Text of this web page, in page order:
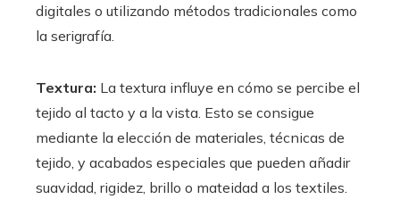
digitales o utilizando métodos tradicionales como
la serigrafía.
Textura: La textura influye en cómo se percibe el
tejido al tacto y a la vista. Esto se consigue
mediante la elección de materiales, técnicas de
tejido, y acabados especiales que pueden añadir
suavidad, rigidez, brillo o mateidad a los textiles.